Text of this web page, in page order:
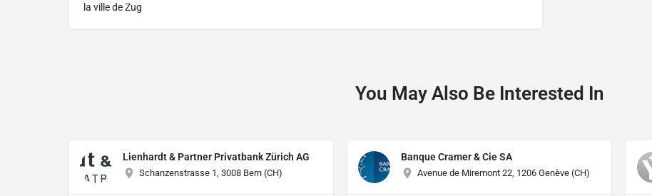
la ville de Zug
You May Also Be Interested In
Lienhardt & Partner Privatbank Zürich AG
Schanzenstrasse 1, 3008 Bern (CH)
Banque Cramer & Cie SA
Avenue de Miremont 22, 1206 Genève (CH)